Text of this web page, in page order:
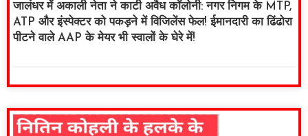
जालंधर में अकाली नेता ने काटी अवैध कॉलोनी: नगर निगम के MTP,
ATP और इंस्पेक्टर को पकड़ने में विजिलेंस फेल! ईमानदारी का ढिंढोरा
पीटने वाले AAP के मेयर भी स्वालों के घेरे में!